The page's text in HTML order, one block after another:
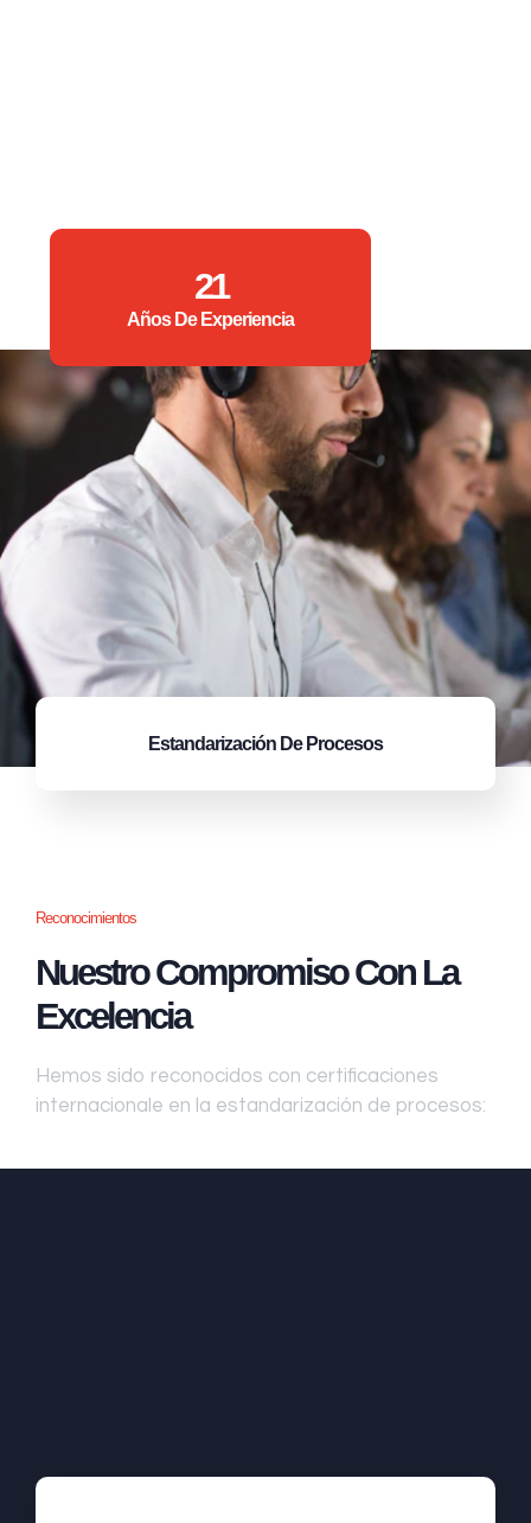
21
Años De Experiencia
Estandarización De Procesos
Reconocimientos
Nuestro Compromiso Con La
Excelencia
Hemos sido reconocidos con certificaciones
internacionale en la estandarización de procesos: